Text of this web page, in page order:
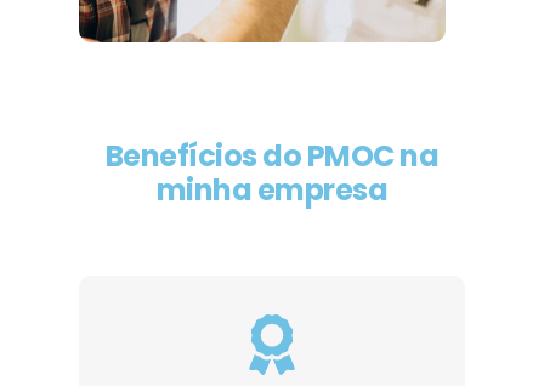
Benefícios do PMOC na
minha empresa